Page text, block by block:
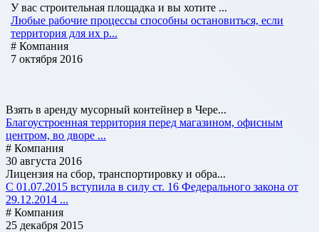
У вас строительная площадка и вы хотите ...
Любые рабочие процессы способны остановиться, если
территория для их р...
# Компания
7 октября 2016
Взять в аренду мусорный контейнер в Чере...
Благоустроенная территория перед магазином, офисным
центром, во дворе ...
# Компания
30 августа 2016
Лицензия на сбор, транспортировку и обра...
С 01.07.2015 вступила в силу ст. 16 Федерального закона от
29.12.2014 ...
# Компания
25 декабря 2015